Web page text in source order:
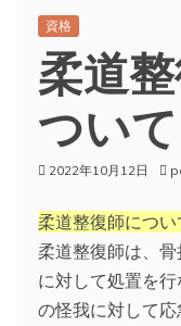
資格
柔道
ついて
2022年10月12日
柔道整復師につい
柔道整復師は、
に対して処置を
の怪我に対して